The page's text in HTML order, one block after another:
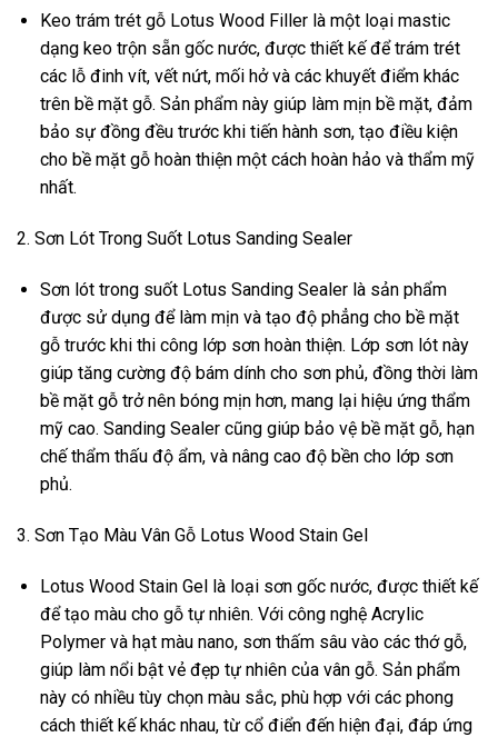
Keo trám trét gỗ Lotus Wood Filler là một loại mastic
dạng keo trộn sẵn gốc nước, được thiết kế để trám trét
các lỗ đinh vít, vết nứt, mối hở và các khuyết điểm khác
trên bề mặt gỗ. Sản phẩm này giúp làm mịn bề mặt, đảm
bảo sự đồng đều trước khi tiến hành sơn, tạo điều kiện
cho bề mặt gỗ hoàn thiện một cách hoàn hảo và thẩm mỹ
nhất.
2. Sơn Lót Trong Suốt Lotus Sanding Sealer
Sơn lót trong suốt Lotus Sanding Sealer là sản phẩm
được sử dụng để làm mịn và tạo độ phẳng cho bề mặt
gỗ trước khi thi công lớp sơn hoàn thiện. Lớp sơn lót này
giúp tăng cường độ bám dính cho sơn phủ, đồng thời làm
bề mặt gỗ trở nên bóng mịn hơn, mang lại hiệu ứng thẩm
mỹ cao. Sanding Sealer cũng giúp bảo vệ bề mặt gỗ, hạn
chế thẩm thấu độ ẩm, và nâng cao độ bền cho lớp sơn
phủ.
3. Sơn Tạo Màu Vân Gỗ Lotus Wood Stain Gel
Lotus Wood Stain Gel là loại sơn gốc nước, được thiết kế
để tạo màu cho gỗ tự nhiên. Với công nghệ Acrylic
Polymer và hạt màu nano, sơn thấm sâu vào các thớ gỗ,
giúp làm nổi bật vẻ đẹp tự nhiên của vân gỗ. Sản phẩm
này có nhiều tùy chọn màu sắc, phù hợp với các phong
cách thiết kế khác nhau, từ cổ điển đến hiện đại, đáp ứng